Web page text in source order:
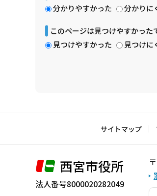
分かりやすかった
分かりに
このページは見つけやすかった
見つけやすかった
見つけに
文
で
サイトマップ
西宮市役所
法人番号8000020282049